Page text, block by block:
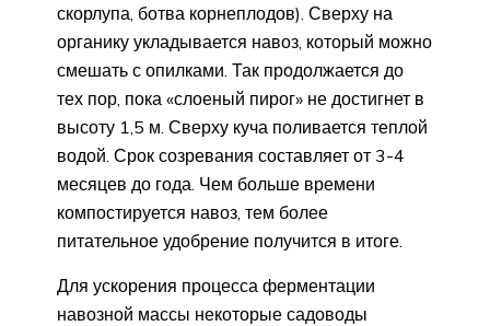
скорлупа, ботва корнеплодов). Сверху на
органику укладывается навоз, который можно
смешать с опилками. Так продолжается до
тех пор, пока «слоеный пирог» не достигнет в
высоту 1,5 м. Сверху куча поливается теплой
водой. Срок созревания составляет от 3-4
месяцев до года. Чем больше времени
компостируется навоз, тем более
питательное удобрение получится в итоге.
Для ускорения процесса ферментации
навозной массы некоторые садоводы